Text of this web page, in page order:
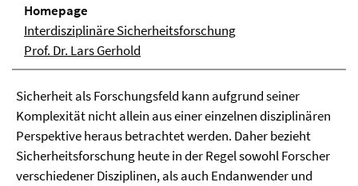
Home­page
Interdisziplinäre Sicherheitsforschung
Prof. Dr. Lars Gerhold
Sicherheit als Forschungsfeld kann aufgrund seiner
Komplexität nicht allein aus einer einzelnen disziplinären
Perspektive heraus betrachtet werden. Daher bezieht
Sicherheitsforschung heute in der Regel sowohl Forscher
verschiedener Disziplinen, als auch Endanwender und